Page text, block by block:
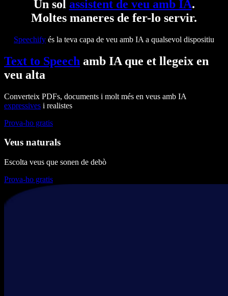
Un sol assistent de veu amb IA.
Moltes maneres de fer-lo servir.
Speechify és la teva capa de veu amb IA a qualsevol dispositiu
Text to Speech amb IA que et llegeix en
veu alta
Converteix PDFs, documents i molt més en veus amb IA
expressives i realistes
Prova-ho gratis
Veus naturals
Escolta veus que sonen de debò
Prova-ho gratis